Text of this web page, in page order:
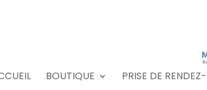
BOUTIQUE PRISE DE